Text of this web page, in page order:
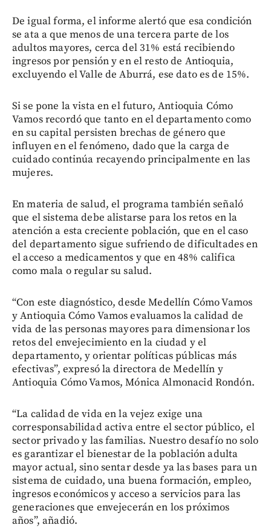
De igual forma, el informe alertó que esa condición
se ata a que menos de una tercera parte de los
adultos mayores, cerca del 31% está recibiendo
ingresos por pensión y en el resto de Antioquia,
excluyendo el Valle de Aburrá, ese dato es de 15%.
Si se pone la vista en el futuro, Antioquia Cómo
Vamos recordó que tanto en el departamento como
en su capital persisten brechas de género que
influyen en el fenómeno, dado que la carga de
cuidado continúa recayendo principalmente en las
mujeres.
En materia de salud, el programa también señaló
que el sistema debe alistarse para los retos en la
atención a esta creciente población, que en el caso
del departamento sigue sufriendo de dificultades en
el acceso a medicamentos y que en 48% califica
como mala o regular su salud.
“Con este diagnóstico, desde Medellín Cómo Vamos
y Antioquia Cómo Vamos evaluamos la calidad de
vida de las personas mayores para dimensionar los
retos del envejecimiento en la ciudad y el
departamento, y orientar políticas públicas más
efectivas”, expresó la directora de Medellín y
Antioquia Cómo Vamos, Mónica Almonacid Rondón.
“La calidad de vida en la vejez exige una
corresponsabilidad activa entre el sector público, el
sector privado y las familias. Nuestro desafío no solo
es garantizar el bienestar de la población adulta
mayor actual, sino sentar desde ya las bases para un
sistema de cuidado, una buena formación, empleo,
ingresos económicos y acceso a servicios para las
generaciones que envejecerán en los próximos
años”, añadió.